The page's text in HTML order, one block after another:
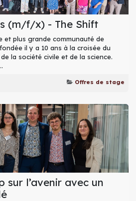
(m/f/x) - The Shift
et plus grande communauté de
il y a 10 ans à la croisée du
la société civile et de la science.
Offres de stage
sur l’avenir avec un